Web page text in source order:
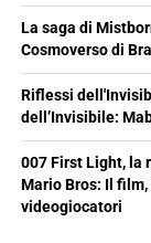
La saga di
Cosmoverso di
Riflessi
dell’Invisibile:
007 First Light, la
Mario Bros: Il
videogiocatori